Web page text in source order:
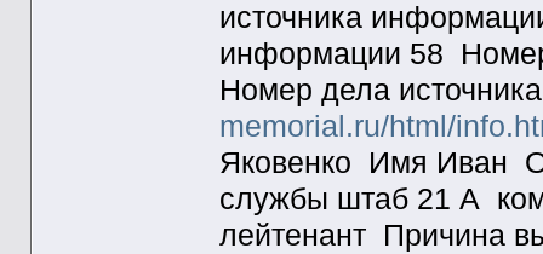
источника
информации 58
Номер дела
memorial.ru/html/
Яковенко Имя Иван
службы штаб 21 А
лейтенант Причина